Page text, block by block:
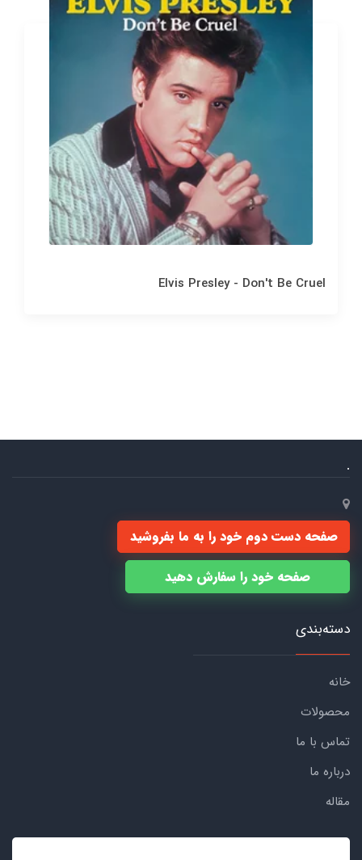
Elvis Presley - Don't Be Cruel
.
صفحه دست دوم خود را به ما بفروشید
صفحه خود را سفارش دهید
دسته‌بندی
خانه
محصولات
تماس با ما
درباره ما
مقاله